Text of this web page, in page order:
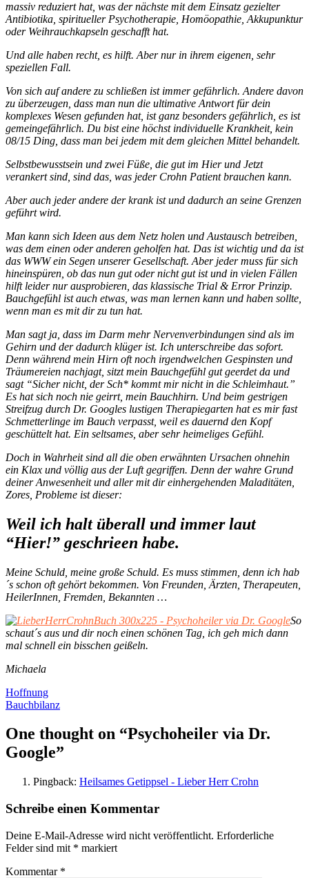
massiv reduziert hat, was der nächste mit dem Einsatz gezielter
Antibiotika, spiritueller Psychotherapie, Homöopathie, Akkupunktur
oder Weihrauchkapseln geschafft hat.
Und alle haben recht, es hilft. Aber nur in ihrem eigenen, sehr
speziellen Fall.
Von sich auf andere zu schließen ist immer gefährlich. Andere davon
zu überzeugen, dass man nun die ultimative Antwort für dein
komplexes Wesen gefunden hat, ist ganz besonders gefährlich, es ist
gemeingefährlich. Du bist eine höchst individuelle Krankheit, kein
08/15 Ding, dass man bei jedem mit dem gleichen Mittel behandelt.
Selbstbewusstsein und zwei Füße, die gut im Hier und Jetzt
verankert sind, sind das, was jeder Crohn Patient brauchen kann.
Aber auch jeder andere der krank ist und dadurch an seine Grenzen
geführt wird.
Man kann sich Ideen aus dem Netz holen und Austausch betreiben,
was dem einen oder anderen geholfen hat. Das ist wichtig und da ist
das WWW ein Segen unserer Gesellschaft. Aber jeder muss für sich
hineinspüren, ob das nun gut oder nicht gut ist und in vielen Fällen
hilft leider nur ausprobieren, das klassische Trial & Error Prinzip.
Bauchgefühl ist auch etwas, was man lernen kann und haben sollte,
wenn man es mit dir zu tun hat.
Man sagt ja, dass im Darm mehr Nervenverbindungen sind als im
Gehirn und der dadurch klüger ist. Ich unterschreibe das sofort.
Denn während mein Hirn oft noch irgendwelchen Gespinsten und
Träumereien nachjagt, sitzt mein Bauchgefühl gut geerdet da und
sagt “Sicher nicht, der Sch* kommt mir nicht in die Schleimhaut.”
Es hat sich noch nie geirrt, mein Bauchhirn. Und beim gestrigen
Streifzug durch Dr. Googles lustigen Therapiegarten hat es mir fast
Schmetterlinge im Bauch verpasst, weil es dauernd den Kopf
geschüttelt hat. Ein seltsames, aber sehr heimeliges Gefühl.
Doch in Wahrheit sind all die oben erwähnten Ursachen ohnehin
ein Klax und völlig aus der Luft gegriffen. Denn der wahre Grund
deiner Anwesenheit und aller mit dir einhergehenden Maladitäten,
Zores, Probleme ist dieser:
Weil ich halt überall und immer laut
“Hier!” geschrieen habe.
Meine Schuld, meine große Schuld. Es muss stimmen, denn ich hab
´s schon oft gehört bekommen. Von Freunden, Ärzten, Therapeuten,
HeilerInnen, Fremden, Bekannten …
So
schaut´s aus und dir noch einen schönen Tag, ich geh mich dann
mal schnell ein bisschen geißeln.
Michaela
Beitragsnavigation
Hoffnung
Bauchbilanz
One thought on “Psychoheiler via Dr.
Google”
Pingback: Heilsames Getippsel - Lieber Herr Crohn
Schreibe einen Kommentar
Deine E-Mail-Adresse wird nicht veröffentlicht. Erforderliche
Felder sind mit * markiert
Kommentar *